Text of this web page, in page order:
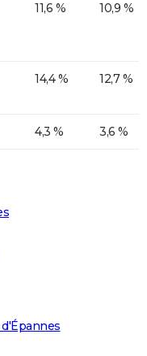
11,6 % 10,9 %
14,4 % 12,7 %
4,3 % 3,6 %